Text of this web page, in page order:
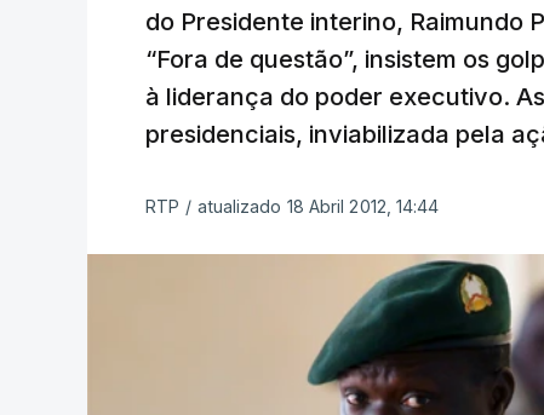
do Presidente interino, Raimundo
“Fora de questão”, insistem os
à liderança do poder executivo.
presidenciais, inviabilizada pela
RTP / atualizado 18 Abril 2012, 14:44